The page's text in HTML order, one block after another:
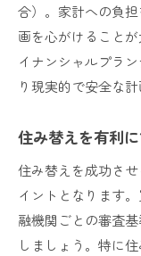
合）。家計への負
画を心がけること
イナンシャルプラ
り現実的で安全な
住み替えを有利
住み替えを成功さ
イントとなります
融機関ごとの審査
しましょう。特に